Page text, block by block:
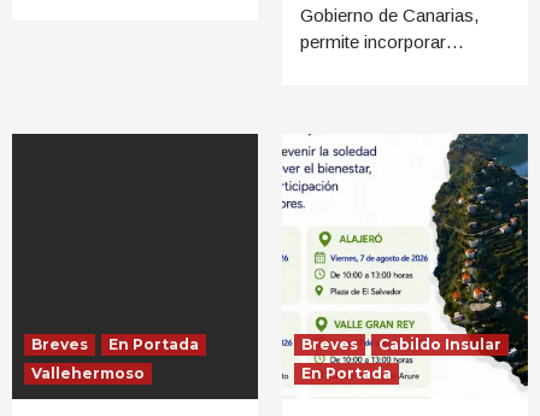
Gobierno de Canarias,
permite incorporar…
Breves
En Portada
Vallehermoso
Breves
Cabildo Insular
En Portada